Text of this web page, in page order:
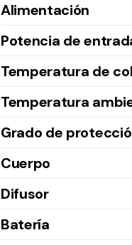
Alimentación
Potencia de
Temperatura de
Temperatura
Grado de
Cuerpo
Difusor
Batería